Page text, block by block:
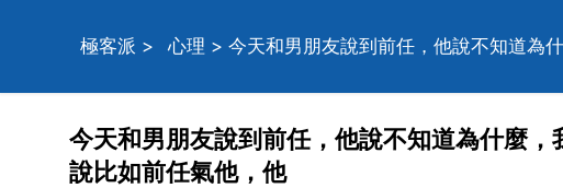
極客派 > 心理 > 今天和男朋友說到前任，他說不知道為
今天和男朋友說到前任，他說不知道為什麼
說比如前任氣他，他